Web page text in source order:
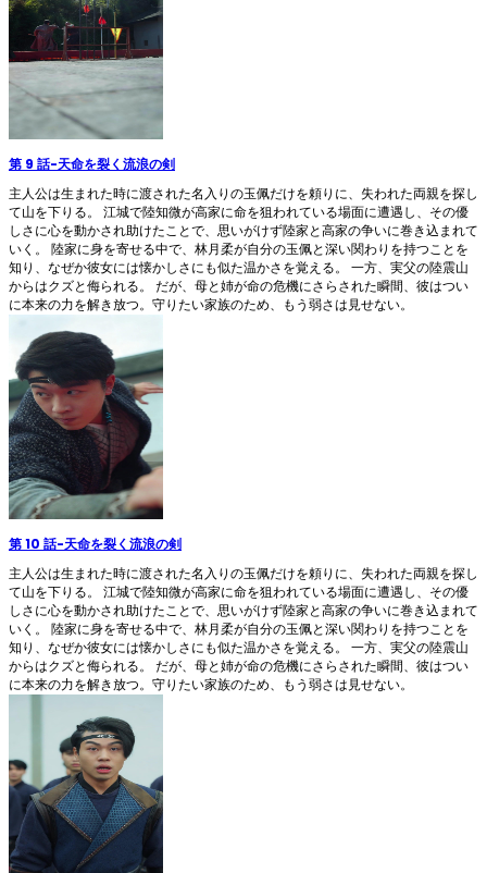
第 9 話-天命を裂く流浪の剣
主人公は生まれた時に渡された名入りの玉佩だけを頼りに、失われた両親を探し
て山を下りる。 江城で陸知微が高家に命を狙われている場面に遭遇し、その優
しさに心を動かされ助けたことで、思いがけず陸家と高家の争いに巻き込まれて
いく。 陸家に身を寄せる中で、林月柔が自分の玉佩と深い関わりを持つことを
知り、なぜか彼女には懐かしさにも似た温かさを覚える。 一方、実父の陸震山
からはクズと侮られる。 だが、母と姉が命の危機にさらされた瞬間、彼はつい
に本来の力を解き放つ。守りたい家族のため、もう弱さは見せない。
第 10 話-天命を裂く流浪の剣
主人公は生まれた時に渡された名入りの玉佩だけを頼りに、失われた両親を探し
て山を下りる。 江城で陸知微が高家に命を狙われている場面に遭遇し、その優
しさに心を動かされ助けたことで、思いがけず陸家と高家の争いに巻き込まれて
いく。 陸家に身を寄せる中で、林月柔が自分の玉佩と深い関わりを持つことを
知り、なぜか彼女には懐かしさにも似た温かさを覚える。 一方、実父の陸震山
からはクズと侮られる。 だが、母と姉が命の危機にさらされた瞬間、彼はつい
に本来の力を解き放つ。守りたい家族のため、もう弱さは見せない。